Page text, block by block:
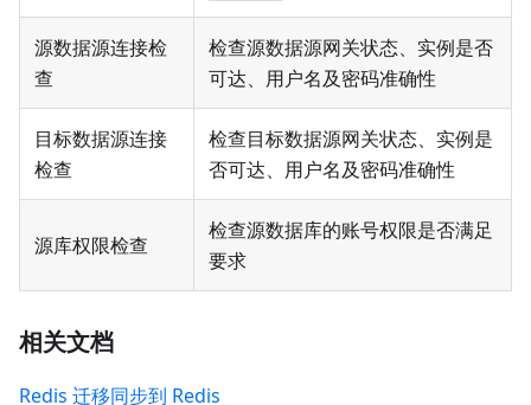
源数据源连接检
查
检查源数据源网关状态、实例是否
可达、用户名及密码准确性
目标数据源连接
检查
检查目标数据源网关状态、实例是
否可达、用户名及密码准确性
源库权限检查
检查源数据库的账号权限是否满足
要求
相关文档
Redis 迁移同步到 Redis